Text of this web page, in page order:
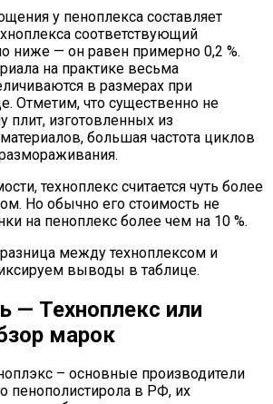
у пеноплекса составляет
соответствующий
ниже — он равен примерно 0,2 %.
на практике весьма
в размерах при
Отметим, что существенно не
плит, изготовленных из
большая частота циклов
техноплекс считается чуть более
Но обычно его стоимость не
на пеноплекс более чем на 10 %.
между техноплексом и
выводы в таблице.
— Техноплекс или
марок
– основные производители
пенополистирола в РФ, их